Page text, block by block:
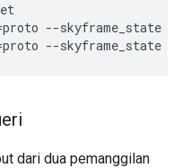
--skyframe_state
dari dua pemanggilan